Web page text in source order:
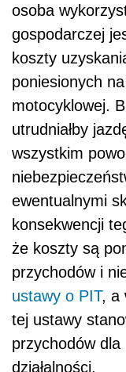
osoba
gospodarczej
koszty
poniesionych
motocyklowej.
utrudniałby
wszystkim
ewentualnymi
konsekwencji
że koszty są
przychodów i
ustawy o PIT, a
tej ustawy
przychodów
działalności.